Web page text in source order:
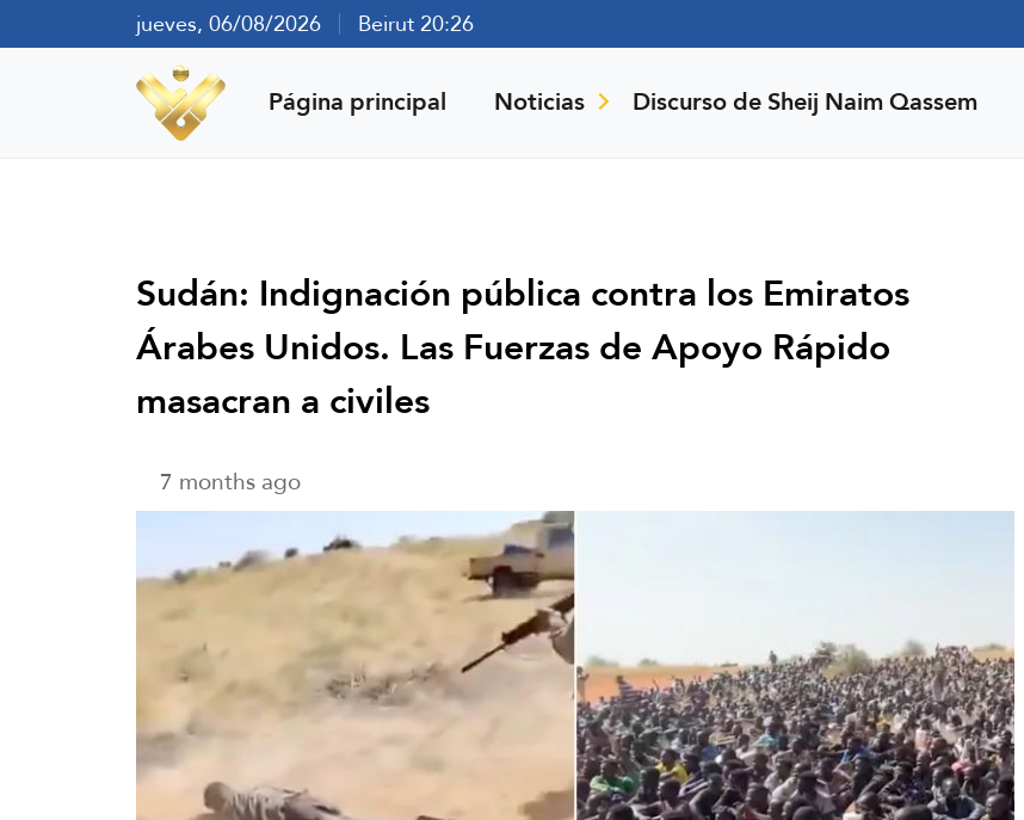
jueves, 06/08/2026 Beirut 20:26
Página principal Noticias Discurso de Sheij Naim Qassem
Sudán: Indignación pública contra los Emiratos
Árabes Unidos. Las Fuerzas de Apoyo Rápido
masacran a civiles
7 months ago